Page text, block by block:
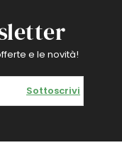
e le novità!
Sottoscrivi